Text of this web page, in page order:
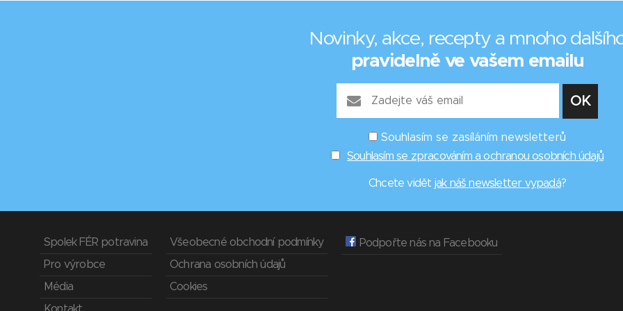
Novinky, akce, recepty a mnoho
pravidelně ve vašem emailu
Souhlasím se zasíláním newsletterů
Souhlasím se zpracováním a ochranou osobních údajů
Chcete vidět jak náš newsletter vypadá?
Spolek FÉR potravina
Pro výrobce
Média
Kontakt
Všeobecné obchodní podmínky
Ochrana osobních údajů
Cookies
Podpořte nás na Facebooku